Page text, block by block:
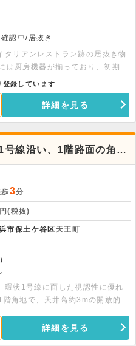
認中/居抜き
リアンレストラン跡の居抜き物
は厨房機器が揃っており、初期費
飲食を含む幅広い業態にご相談
合わせください。
登録しています
詳細を見る
線沿い、1階路面の角
3分
円(税抜)
市保土ケ谷区 天王町
環状1号線に面した視認性に優れ
角地で、天井高約3mの開放的な
問い合わせください。
詳細を見る